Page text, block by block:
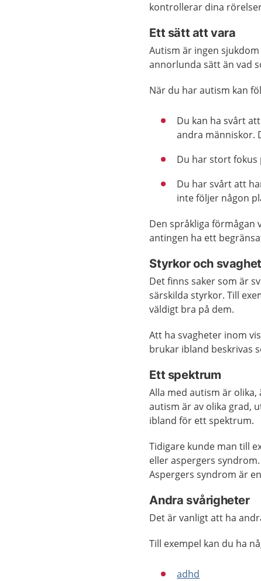
kontrollerar dina
Ett sätt att vara
Autism är ingen
annorlunda sätt än vad
När du har autism kan
Du kan ha svårt
andra människor.
Du har stort fokus
Du har svårt att
inte följer någon
Den språkliga
antingen ha ett
Styrkor och
Det finns saker som är
särskilda styrkor. Till
väldigt bra på dem.
Att ha svagheter inom
brukar ibland beskrivas
Ett spektrum
Alla med autism är olika,
autism är av olika grad,
ibland för ett spektrum.
Tidigare kunde man till
eller aspergers
Aspergers syndrom är
Andra svårigheter
Det är vanligt att ha
Till exempel kan du ha
adhd